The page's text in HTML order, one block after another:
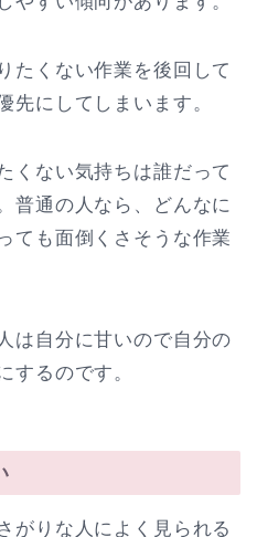
たくない作業を後回して
先にしてしまいます。
くない気持ちは誰だって
普通の人なら、どんなに
ても面倒くさそうな作業
は自分に甘いので自分の
するのです。
がりな人によく見られる